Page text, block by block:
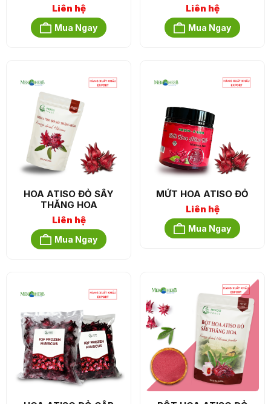
Liên hệ
Mua Ngay
Liên hệ
Mua Ngay
HOA ATISO ĐỎ SẤY
THĂNG HOA
Liên hệ
Mua Ngay
MỨT HOA ATISO ĐỎ
Liên hệ
Mua Ngay